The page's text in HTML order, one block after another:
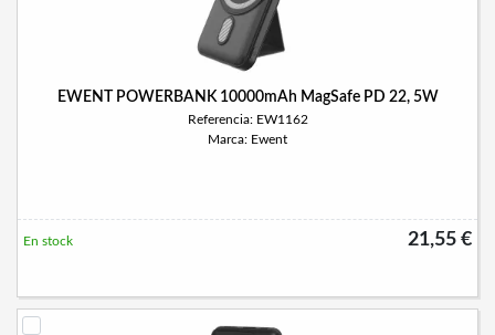
EWENT POWERBANK 10000mAh MagSafe PD 22, 5W
Referencia: EW1162
Marca: Ewent
21,55 €
En stock